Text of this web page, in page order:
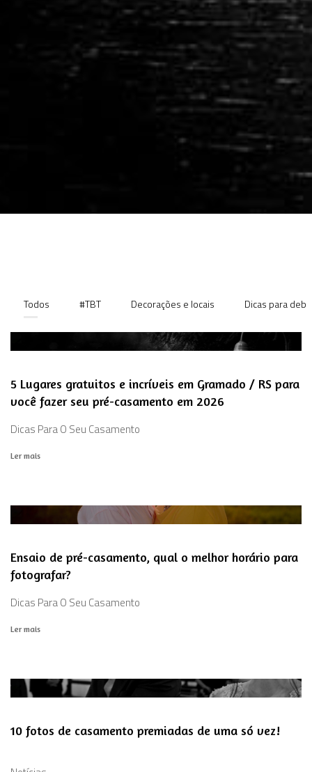
Todos #TBT Decorações e locais Dicas para
5 Lugares gratuitos e incríveis em Gramado / RS para
você fazer seu pré-casamento em 2026
Dicas Para O Seu Casamento
Ler mais
Ensaio de pré-casamento, qual o melhor horário para
fotografar?
Dicas Para O Seu Casamento
Ler mais
10 fotos de casamento premiadas de uma só vez!